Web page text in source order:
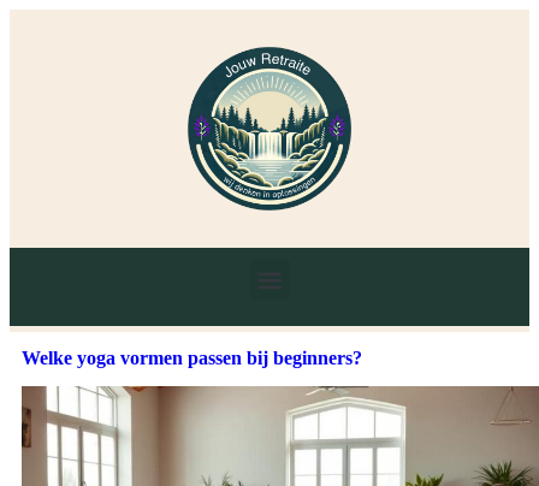
Welke yoga vormen passen bij beginners?